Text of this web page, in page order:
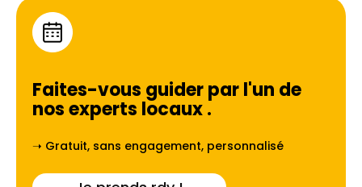
Faites-vous guider par l'un de
nos experts locaux.
➝ Gratuit, sans engagement, personnalisé